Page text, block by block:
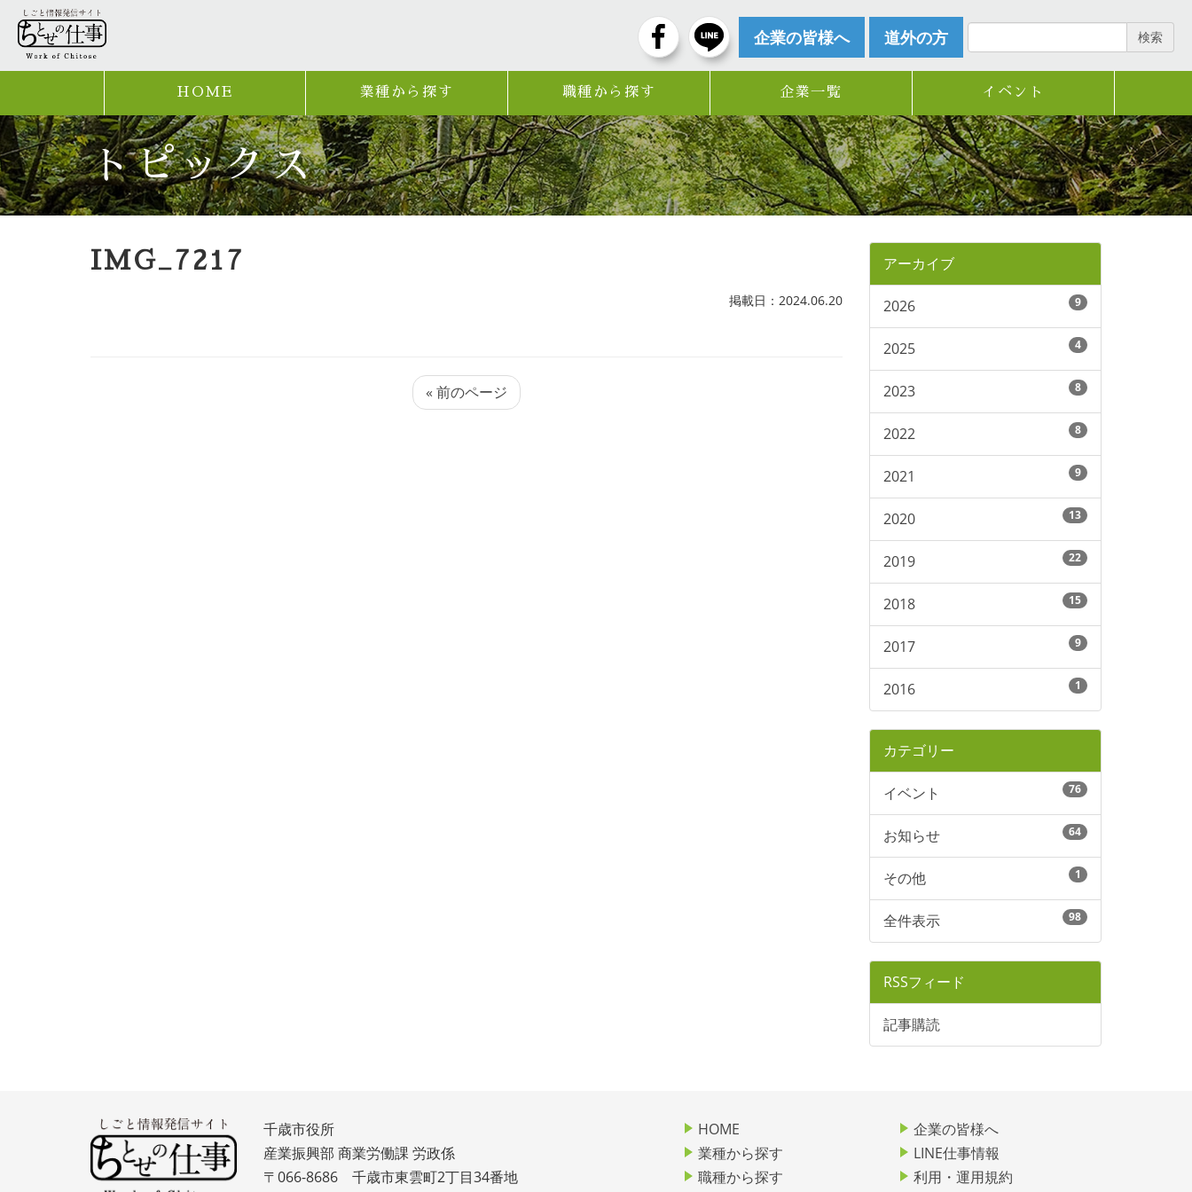
企業の皆様へ 道外の方 検索
HOME 業種から探す 職種から探す 企業一覧 イベント
トピックス
IMG_7217
掲載日：2024.06.20
« 前のページ
アーカイブ
2026 9
2025 4
2023 8
2022 8
2021 9
2020 13
2019 22
2018 15
2017 9
2016 1
カテゴリー
イベント 76
お知らせ 64
その他 1
全件表示 98
RSSフィード
記事購読
千歳市役所
産業振興部 商業労働課 労政係
〒066-8686 千歳市東雲町2丁目34番地
HOME
業種から探す
職種から探す
企業の皆様へ
LINE仕事情報
利用・運用規約